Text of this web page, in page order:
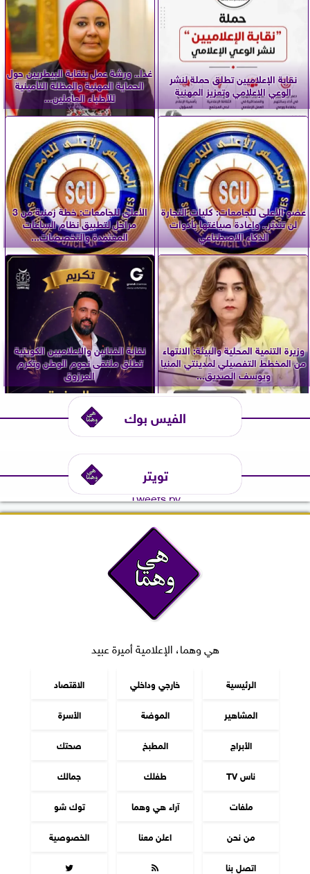
نقابة الإعلاميين تطلق حملة لنشر
الوعي الإعلامي وتعزيز المهنية
غدا.. ورشة عمل بنقابة البيطريين حول
الحماية المهنية والمظلة التأمينية
للأطباء العاملين...
عضو الأعلى للجامعات: كليات التجارة
لن تندثر.. وإعادة صياغتها بأدوات
الذكاء الاصطناعي
الأعلى للجامعات: خطة زمنية من 3
مراحل لتطبيق نظام الساعات
المعتمدة والتخصصات...
وزيرة التنمية المحلية والبيئة: الانتهاء
من المخطط التفصيلي لمدينتي المنيا
ويوسف الصديق...
نقابة الفنانين والإعلاميين الكويتية
تطلق ملتقى نجوم الوطن وتكرم
المرزوق
الفيس بوك
تويتر
Tweets by
هي وهما، الإعلامية أميرة عبيد
الرئيسية خارجي وداخلي
الاقتصاد
المشاهير
الموضة
الأسرة
الأبراج
المطبخ
صحتك
ناس TV
طفلك
جمالك
ملفات
آراء هي وهما
توك شو
من نحن
اعلن معنا
الخصوصية
اتصل بنا

